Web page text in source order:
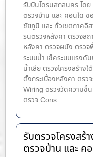
รับบินโดรนสกลนคร โด
ตรวจบ้าน และ คอนโด
ชัยภูมิ และ ทั่วเขตภาคอี
รนตรวจหลังคา ตรวจสถ
หลังคา ตรวจผนัง ตรวจ
ระบบน้ำ เช็คระบบแรงดั
น้ำ​เสีย ตรวจโครงสร้าง
ตั้งกระเบื้องหลังคา ตรว
Wiring ตรวจวัดความชื้
ตรวจ Cons
รับตรวจโครงสร้
ตรวจบ้าน และ ค